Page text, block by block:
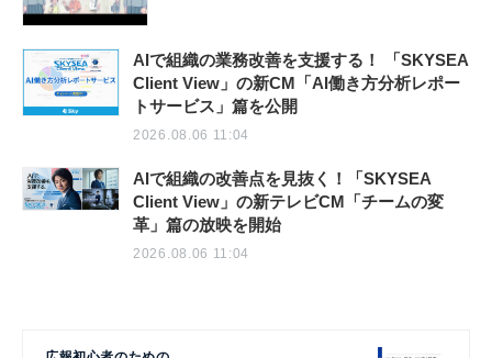
AIで組織の業務改善を支援する！ 「SKYSEA
Client View」の新CM「AI働き方分析レポー
トサービス」篇を公開
2026.08.06 11:04
AIで組織の改善点を見抜く！「SKYSEA
Client View」の新テレビCM「チームの変
革」篇の放映を開始
2026.08.06 11:04